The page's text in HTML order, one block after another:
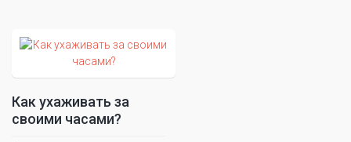
Как ухаживать за
своими часами?